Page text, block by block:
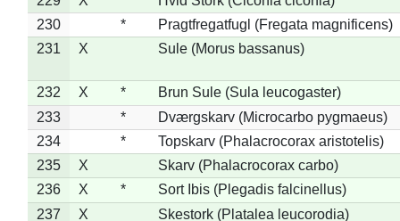
230
*
Pragtfregatfugl (Fregata magnificens)
231
X Sule (Morus bassanus)
232 X *
Brun Sule (Sula leucogaster)
233
*
Dværgskarv (Microcarbo pygmaeus)
234
*
Topskarv (Phalacrocorax aristotelis)
235
X
Skarv (Phalacrocorax carbo)
236
X *
Sort Ibis (Plegadis falcinellus)
237
X
Skestork (Platalea leucorodia)